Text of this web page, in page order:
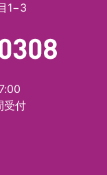
1−3
受付